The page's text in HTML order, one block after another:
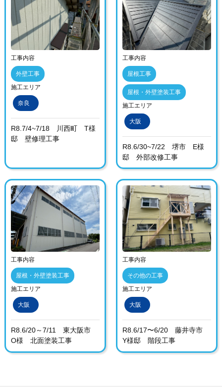
工事内容
外壁工事
施工エリア
奈良
R8.7/4~7/18 川西町 T様
邸 壁修理工事
工事内容
屋根工事
屋根・外壁塗装工事
施工エリア
大阪
R8.6/30~7/22 堺市 E様
邸 外部改修工事
工事内容
屋根・外壁塗装工事
施工エリア
大阪
R8.6/20～7/11 東大阪市
O様 北面塗装工事
工事内容
その他の工事
施工エリア
大阪
R8.6/17〜6/20 藤井寺市
Y様邸 階段工事